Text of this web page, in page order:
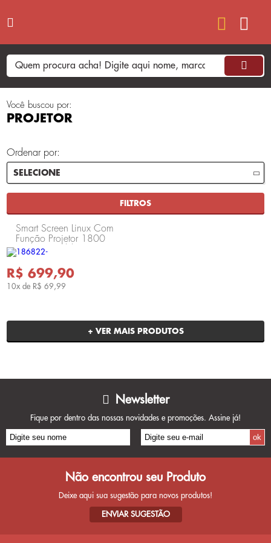
Você buscou por:
PROJETOR
Ordenar por:
FILTROS
Smart Screen Linux Com
Função Projetor 1800
Lumens - Multilaser PJ002
R$ 699,90
10x de R$ 69,99
+ VER MAIS PRODUTOS
Newsletter
Fique por dentro das nossas novidades e promoções. Assine já!
Não encontrou seu Produto
Deixe aqui sua sugestão para novos produtos!
ENVIAR SUGESTÃO